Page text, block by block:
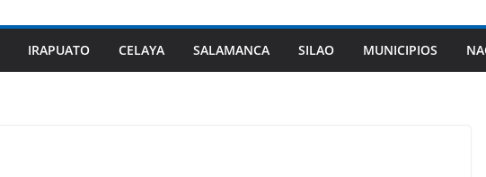
IRAPUATO CELAYA SALAMANCA SILAO MUNICIPIOS